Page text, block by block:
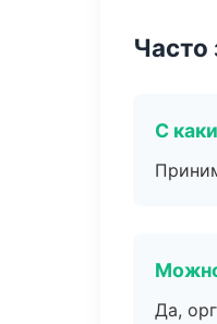
Часто
С
Да,